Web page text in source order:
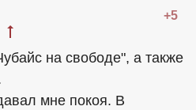
+5
на свободе", а также
мне покоя. В